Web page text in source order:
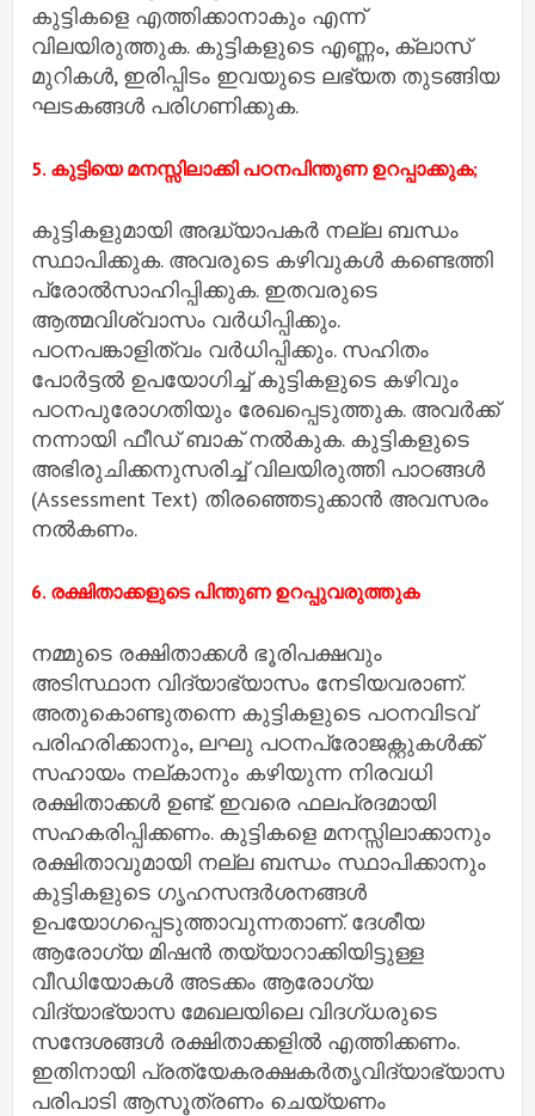
കുട്ടികളെ എത്തിക്കാനാകും എന്ന്
വിലയിരുത്തുക. കുട്ടികളുടെ എണ്ണം, ക്ലാസ്
മുറികള്‍, ഇരിപ്പിടം ഇവയുടെ ലഭ്യത തുടങ്ങിയ
ഘടകങ്ങള്‍ പരിഗണിക്കുക.
5. കുട്ടിയെ മനസ്സിലാക്കി പഠനപിന്തുണ ഉറപ്പാക്കുക;
കുട്ടികളുമായി അദ്ധ്യാപകര്‍ നല്ല ബന്ധം
സ്ഥാപിക്കുക. അവരുടെ കഴിവുകള്‍ കണ്ടെത്തി
പ്രോല്‍സാഹിപ്പിക്കുക. ഇതവരുടെ
ആത്മവിശ്വാസം വര്‍ധിപ്പിക്കും.
പഠനപങ്കാളിത്വം വര്‍ധിപ്പിക്കും. സഹിതം
പോര്‍ട്ടല്‍ ഉപയോഗിച്ച്‌ കുട്ടികളുടെ കഴിവും
പഠനപുരോഗതിയും രേഖപ്പെടുത്തുക. അവര്‍ക്ക്
നന്നായി ഫീഡ് ബാക് നല്‍കുക. കുട്ടികളുടെ
അഭിരുചിക്കനുസരിച്ച്‌ വിലയിരുത്തി പാഠങ്ങള്‍
(Assessment Text) തിരഞ്ഞെടുക്കാന്‍ അവസരം
നല്‍കണം.
6. രക്ഷിതാക്കളുടെ പിന്തുണ ഉറപ്പുവരുത്തുക
നമ്മുടെ രക്ഷിതാക്കള്‍ ഭൂരിപക്ഷവും
അടിസ്ഥാന വിദ്യാഭ്യാസം നേടിയവരാണ്.
അതുകൊണ്ടുതന്നെ കുട്ടികളുടെ പഠനവിടവ്
പരിഹരിക്കാനും, ലഘു പഠനപ്രോജക്റ്റുകള്‍ക്ക്
സഹായം നല്കാനും കഴിയുന്ന നിരവധി
രക്ഷിതാക്കള്‍ ഉണ്ട്. ഇവരെ ഫലപ്രദമായി
സഹകരിപ്പിക്കണം. കുട്ടികളെ മനസ്സിലാക്കാനും
രക്ഷിതാവുമായി നല്ല ബന്ധം സ്ഥാപിക്കാനും
കുട്ടികളുടെ ഗൃഹസന്ദര്‍ശനങ്ങള്‍
ഉപയോഗപ്പെടുത്താവുന്നതാണ്. ദേശീയ
ആരോഗ്യ മിഷന്‍ തയ്യാറാക്കിയിട്ടുള്ള
വീഡിയോകള്‍ അടക്കം ആരോഗ്യ
വിദ്യാഭ്യാസ മേഖലയിലെ വിദഗ്ധരുടെ
സന്ദേശങ്ങള്‍ രക്ഷിതാക്കളില്‍ എത്തിക്കണം.
ഇതിനായി പ്രത്യേകരക്ഷകര്‍തൃവിദ്യാഭ്യാസ
പരിപാടി ആസൂത്രണം ചെയ്യണം